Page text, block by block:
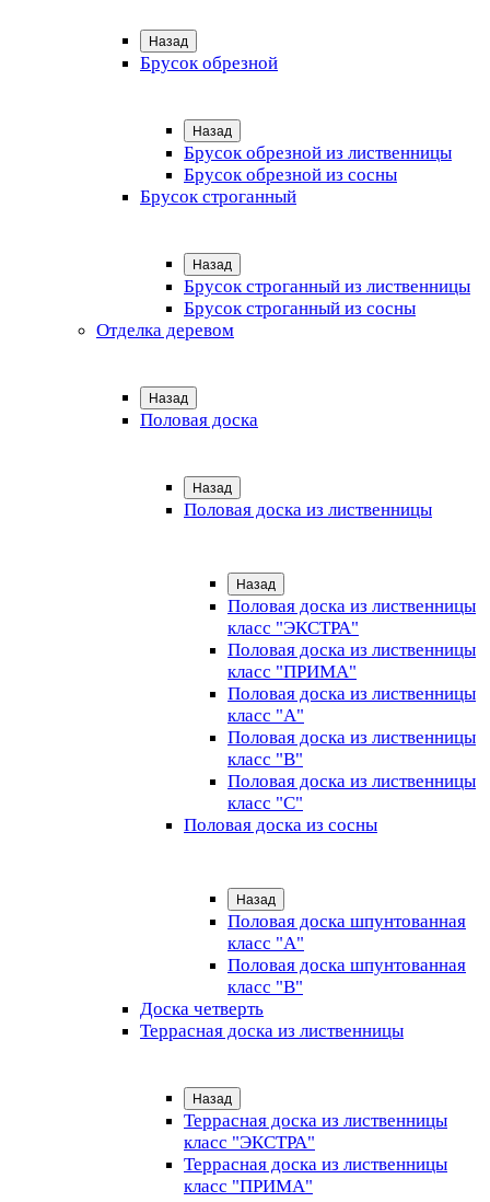
Назад
Брусок обрезной
Назад
Брусок обрезной из лиственницы
Брусок обрезной из сосны
Брусок строганный
Назад
Брусок строганный из лиственницы
Брусок строганный из сосны
Отделка деревом
Назад
Половая доска
Назад
Половая доска из лиственницы
Назад
Половая доска из лиственницы
класс "ЭКСТРА"
Половая доска из лиственницы
класс "ПРИМА"
Половая доска из лиственницы
класс "А"
Половая доска из лиственницы
класс "B"
Половая доска из лиственницы
класс "C"
Половая доска из сосны
Назад
Половая доска шпунтованная
класс "А"
Половая доска шпунтованная
класс "B"
Доска четверть
Террасная доска из лиственницы
Назад
Террасная доска из лиственницы
класс "ЭКСТРА"
Террасная доска из лиственницы
класс "ПРИМА"